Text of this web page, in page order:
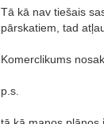
Tā kā nav tiešais
pārskatiem, tad
Komerclikums
p.s.